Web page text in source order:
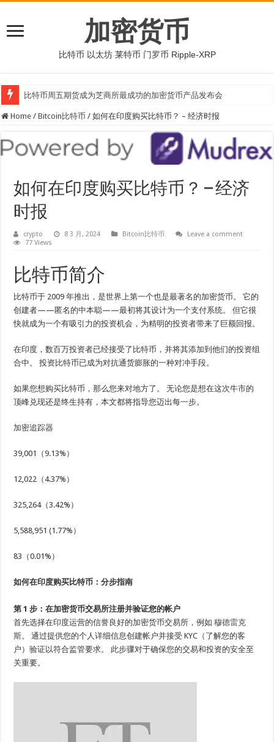
加密货币
比特币 以太坊 莱特币 门罗币 Ripple-XRP
比特币周五期货成为芝商所最成功的加密货币产品发布会
Home / Bitcoin比特币 / 如何在印度购买比特币？ – 经济时报
如何在印度购买比特币？ – 经济
时报
crypto 8 3 月, 2024 Bitcoin比特币
Leave a comment
77 Views
比特币简介
比特币于 2009 年推出，是世界上第一个也是最著名的加密货币。 它的
创建者——匿名的中本聪——最初将其设计为一个支付系统。 但它很
快就成为一个有吸引力的投资机会，为精明的投资者带来了巨额回报。
在印度，数百万投资者已经接受了比特币，并将其添加到他们的投资组
合中。 投资比特币已成为对抗通货膨胀的一种对冲手段。
如果您想购买比特币，那么您来对地方了。 无论您是想在这次牛市的
顶峰兑现还是终生持有，本文都将指导您迈出每一步。
加密追踪器
39,001（9.13% ）
12,022（ 4.37% ）
325,264（3.42% ）
5,588,951 (1.77% ）
83（0.01% ）
如何在印度购买比特币：分步指南
第 1 步：在加密货币交易所注册并验证您的帐户
首先选择在印度运营的信誉良好的加密货币交易所，例如穆德雷克
斯。 通过提供您的个人详细信息创建帐户并接受 KYC（了解您的客
户）验证以符合监管要求。 此步骤对于确保您的交易和投资的安全至
关重要。